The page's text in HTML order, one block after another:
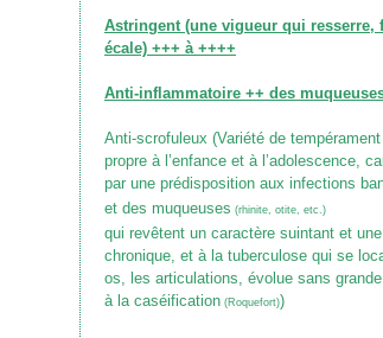
Astringent (une vigueur qui resserre,
écale) +++ à ++++
Anti-inflammatoire ++ des
Anti-scrofuleux (Variété de
propre à l’enfance et à l’adolescence,
par une prédisposition aux infections
et des muqueuses (rhinite, otite, etc.)
qui revêtent un caractère suintant et
chronique, et à la tuberculose qui se
os, les articulations, évolue sans
à la caséification (Roquefort))